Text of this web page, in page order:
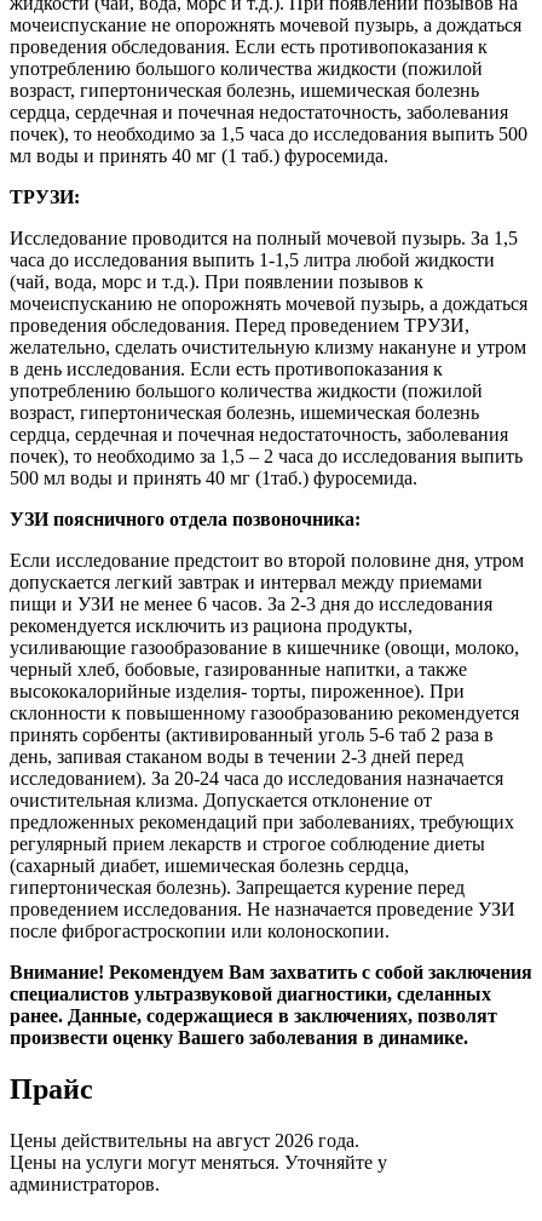
мочеиспускание не опорожнять мочевой пузырь, а дождаться
проведения обследования. Если есть противопоказания к
употреблению большого количества жидкости (пожилой
возраст, гипертоническая болезнь, ишемическая болезнь
сердца, сердечная и почечная недостаточность, заболевания
почек), то необходимо за 1,5 часа до исследования выпить 500
мл воды и принять 40 мг (1 таб.) фуросемида.
ТРУЗИ:
Исследование проводится на полный мочевой пузырь. За 1,5
часа до исследования выпить 1-1,5 литра любой жидкости
(чай, вода, морс и т.д.). При появлении позывов к
мочеиспусканию не опорожнять мочевой пузырь, а дождаться
проведения обследования. Перед проведением ТРУЗИ,
желательно, сделать очистительную клизму накануне и утром
в день исследования. Если есть противопоказания к
употреблению большого количества жидкости (пожилой
возраст, гипертоническая болезнь, ишемическая болезнь
сердца, сердечная и почечная недостаточность, заболевания
почек), то необходимо за 1,5 – 2 часа до исследования выпить
500 мл воды и принять 40 мг (1таб.) фуросемида.
УЗИ поясничного отдела позвоночника:
Если исследование предстоит во второй половине дня, утром
допускается легкий завтрак и интервал между приемами
пищи и УЗИ не менее 6 часов. За 2-3 дня до исследования
рекомендуется исключить из рациона продукты,
усиливающие газообразование в кишечнике (овощи, молоко,
черный хлеб, бобовые, газированные напитки, а также
высококалорийные изделия- торты, пироженное). При
склонности к повышенному газообразованию рекомендуется
принять сорбенты (активированный уголь 5-6 таб 2 раза в
день, запивая стаканом воды в течении 2-3 дней перед
исследованием). За 20-24 часа до исследования назначается
очистительная клизма. Допускается отклонение от
предложенных рекомендаций при заболеваниях, требующих
регулярный прием лекарств и строгое соблюдение диеты
(сахарный диабет, ишемическая болезнь сердца,
гипертоническая болезнь). Запрещается курение перед
проведением исследования. Не назначается проведение УЗИ
после фиброгастроскопии или колоноскопии.
Внимание! Рекомендуем Вам захватить с собой заключения
специалистов ультразвуковой диагностики, сделанных
ранее. Данные, содержащиеся в заключениях, позволят
произвести оценку Вашего заболевания в динамике.
Прайс
Цены действительны на август 2026 года.
Цены на услуги могут меняться. Уточняйте у
администраторов.